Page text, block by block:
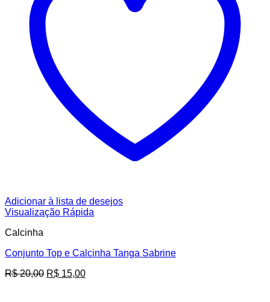
Adicionar à lista de desejos
Visualização Rápida
Calcinha
Conjunto Top e Calcinha Tanga Sabrine
R$20,00 O
R$ 15,00O